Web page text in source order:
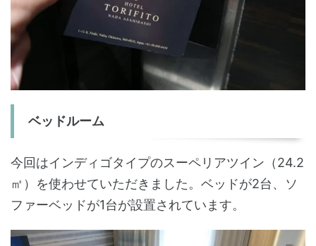
ベッドルーム
今回はインディゴタイプのスーペリアツイン（24.2
㎡）を使わせていただきました。ベッドが2台、ソ
ファーベッドが1台が設置されています。